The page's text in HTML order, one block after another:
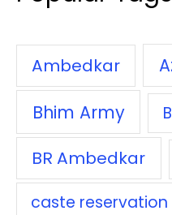
Ambedkar
Bhim Army
BR Ambedkar
caste reservation